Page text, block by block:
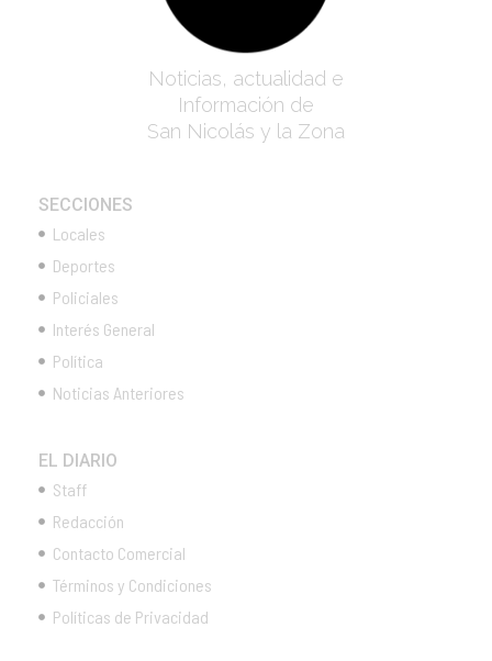
Noticias, actualidad e
Información de
San Nicolás y la Zona
SECCIONES
Locales
Deportes
Policiales
Interés General
Política
Noticias Anteriores
EL DIARIO
Staff
Redacción
Contacto Comercial
Términos y Condiciones
Políticas de Privacidad